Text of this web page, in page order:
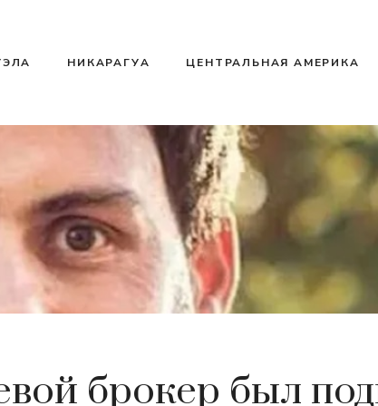
НИКАРАГУА ЦЕНТРАЛЬНАЯ АМЕРИКА
брокер был